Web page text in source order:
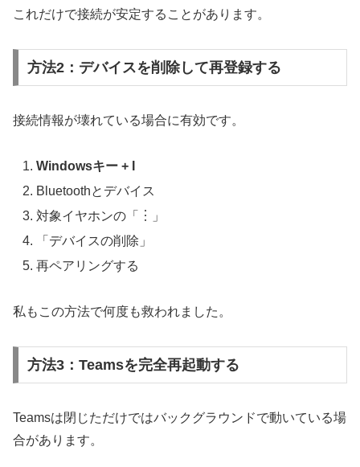
これだけで接続が安定することがあります。
方法2：デバイスを削除して再登録する
接続情報が壊れている場合に有効です。
Windowsキー + I
Bluetoothとデバイス
対象イヤホンの「︙」
「デバイスの削除」
再ペアリングする
私もこの方法で何度も救われました。
方法3：Teamsを完全再起動する
Teamsは閉じただけではバックグラウンドで動いている場
合があります。